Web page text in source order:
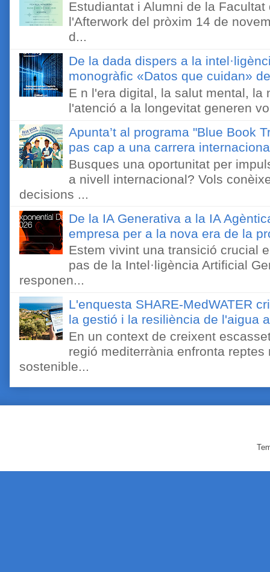
Estudiantat i Alumni de la
l'Afterwork del pròxim 14 de
d...
De la dada dispers a la
monogràfic «Datos que cuidan»
E n l'era digital, la salut mental, la
l'atenció a la longevitat generen
Apunta’t al programa "Blue Book
pas cap a una carrera
Busques una oportunitat per
a nivell internacional? Vols
decisions ...
De la IA Generativa a la IA
empresa per a la nova era de la
Estem vivint una transició crucial
pas de la Intel·ligència Artificial
responen...
L'enquesta SHARE-MedWATER
la gestió i la resiliència de l'aigua
En un context de creixent
regió mediterrània enfronta
sostenible...